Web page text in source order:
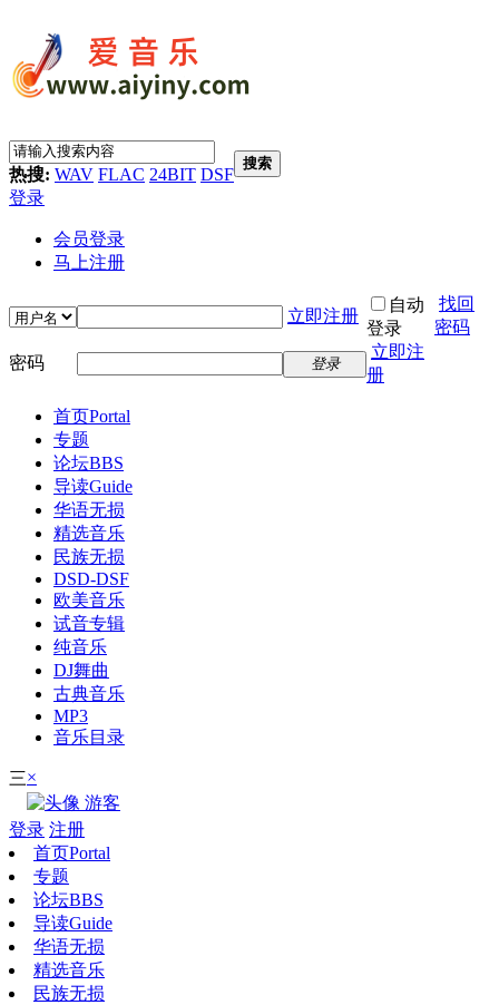
热搜: WAV FLAC 24BIT DSF
搜索
登录
会员登录
马上注册
立即注册
自动
登录
找回
密码
密码
登录
立即注
册
首页Portal
专题
论坛BBS
导读Guide
华语无损
精选音乐
民族无损
DSD-DSF
欧美音乐
试音专辑
纯音乐
DJ舞曲
古典音乐
MP3
音乐目录
三×
游客
登录 注册
首页Portal
专题
论坛BBS
导读Guide
华语无损
精选音乐
民族无损